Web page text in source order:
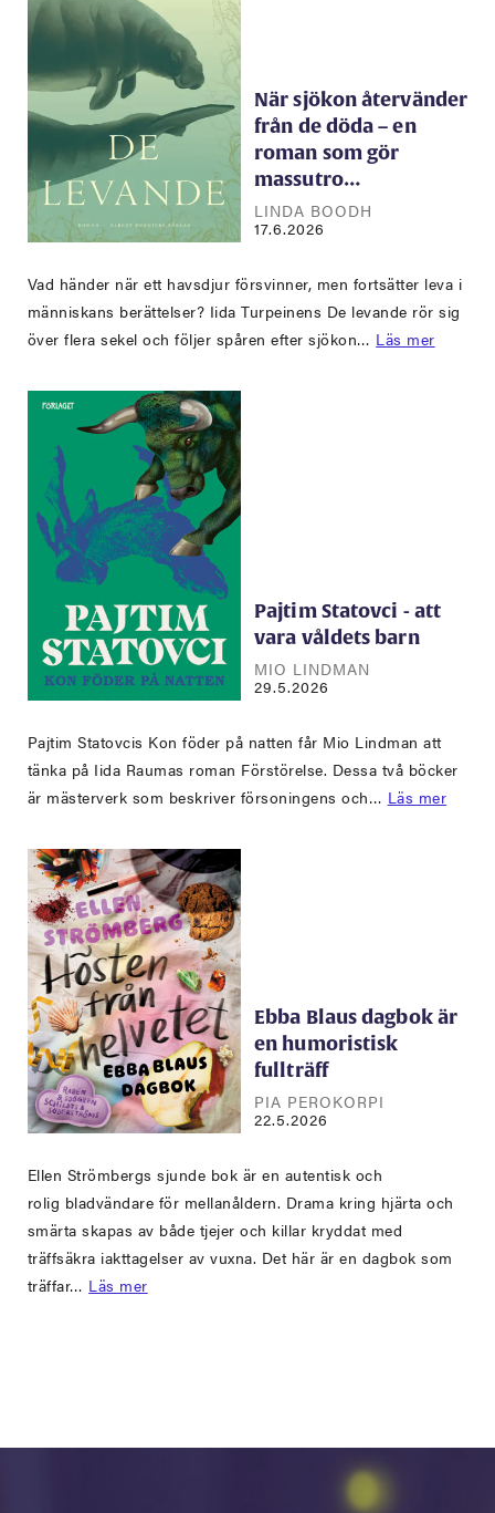
När sjökon återvänder
från de döda – en
roman som gör
massutro…
LINDA BOODH
17.6.2026
Vad händer när ett havsdjur försvinner, men fortsätter leva i
människans berättelser? Iida Turpeinens De levande rör sig
över flera sekel och följer spåren efter sjökon… Läs mer
Pajtim Statovci - att
vara våldets barn
MIO LINDMAN
29.5.2026
Pajtim Statovcis Kon föder på natten får Mio Lindman att
tänka på Iida Raumas roman Förstörelse. Dessa två böcker
är mästerverk som beskriver försoningens och… Läs mer
Ebba Blaus dagbok är
en humoristisk
fullträff
PIA PEROKORPI
22.5.2026
Ellen Strömbergs sjunde bok är en autentisk och
rolig bladvändare för mellanåldern. Drama kring hjärta och
smärta skapas av både tjejer och killar kryddat med
träffsäkra iakttagelser av vuxna. Det här är en dagbok som
träffar… Läs mer